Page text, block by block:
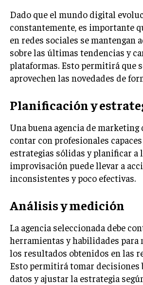
SOCIAL
BLOG
Ricardo Mendoza
innovación, con amplia
más de diez años,
portal de noticias,
corporativas hasta tendencias
el periodismo como motor de
sociedad actualizada y proactiva.
Aparece en periódicos digitales y
Infórmate aquí.
Dado que el mundo digital
constantemente, es importante
en redes sociales se mantengan
sobre las últimas tendencias y
plataformas. Esto permitirá que
aprovechen las novedades de
Planificación y
Una buena agencia de
contar con profesionales
estrategias sólidas y planificar a
improvisación puede llevar a
inconsistentes y poco efectivas.
Análisis y medición
La agencia seleccionada debe
herramientas y habilidades para
los resultados obtenidos en las
Esto permitirá tomar decisiones
datos y ajustar la estrategia